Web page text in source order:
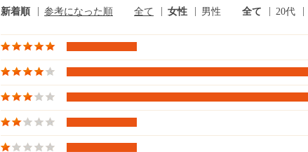
新着順 参考になった順 全て 女性 男性 全て 20代